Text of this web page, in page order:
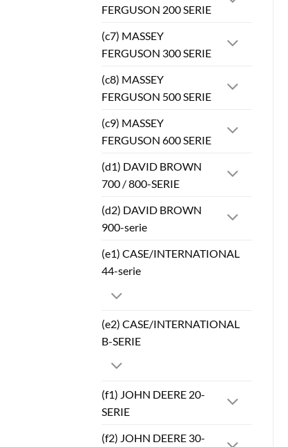
FERGUSON 200 SERIE
(c7) MASSEY
FERGUSON 300 SERIE
(c8) MASSEY
FERGUSON 500 SERIE
(c9) MASSEY
FERGUSON 600 SERIE
(d1) DAVID BROWN
700 / 800-SERIE
(d2) DAVID BROWN
900-serie
(e1) CASE/INTERNATIONAL
44-serie
(e2) CASE/INTERNATIONAL
B-SERIE
(f1) JOHN DEERE 20-
SERIE
(f2) JOHN DEERE 30-